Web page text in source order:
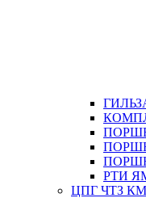
РТИ
ЦПГ ЧТЗ